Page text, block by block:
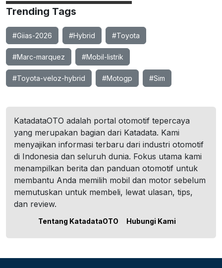
Trending Tags
#Giias-2026 #Hybrid #Toyota
#Marc-marquez #Mobil-listrik
#Toyota-veloz-hybrid #Motogp #Sim
KatadataOTO adalah portal otomotif tepercaya
yang merupakan bagian dari Katadata. Kami
menyajikan informasi terbaru dari industri otomotif
di Indonesia dan seluruh dunia. Fokus utama kami
menampilkan berita dan panduan otomotif untuk
membantu Anda memilih mobil dan motor sebelum
memutuskan untuk membeli, lewat ulasan, tips,
dan review.
Tentang KatadataOTO Hubungi Kami